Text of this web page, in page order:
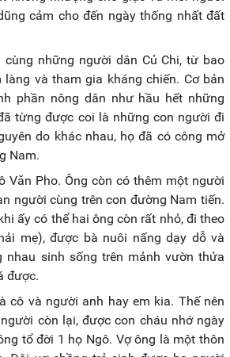
cảm cho đến ngày thống nhất đất
cùng những người dân Củ Chi, từ bao
và tham gia kháng chiến. Cơ bản
phần nông dân như hầu hết những
từng được coi là những con người đi
do khác nhau, họ đã có công mở
Nam.
Văn Pho. Ông còn có thêm một người
người cùng trên con đường Nam tiến.
ấy có thể hai ông còn rất nhỏ, đi theo
mẹ), được bà nuôi nấng dạy dỗ và
nhau sinh sống trên mảnh vườn thửa
được.
cô và người anh hay em kia. Thế nên
còn lại, được con cháu nhớ ngày
tổ đời 1 họ Ngô. Vợ ông là một thôn